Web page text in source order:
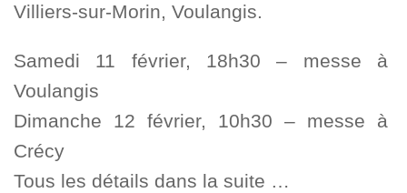
Villiers-sur-Morin, Voulangis.
Samedi 11 février, 18h30 – messe à
Voulangis
Dimanche 12 février, 10h30 – messe à
Crécy
Tous les détails dans la suite …